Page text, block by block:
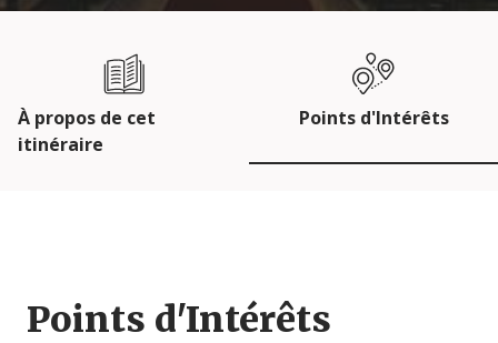
À propos de cet
itinéraire
Points d'Intérêts
Points d'Intérêts